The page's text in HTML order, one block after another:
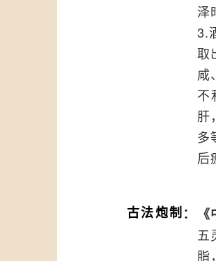
泽
3.
取
咸
不
肝
多
后
古法炮制：
五
脂